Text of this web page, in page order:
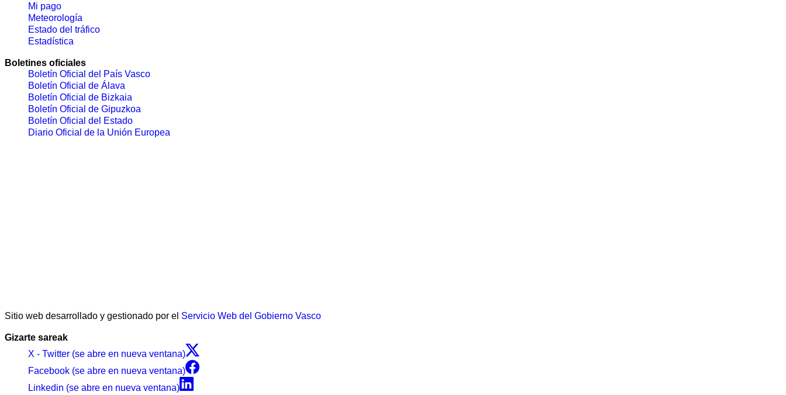
Mi pago
Meteorología
Estado del tráfico
Estadística
Boletines oficiales
Boletín Oficial del País Vasco
Boletín Oficial de Álava
Boletín Oficial de Bizkaia
Boletín Oficial de Gipuzkoa
Boletín Oficial del Estado
Diario Oficial de la Unión Europea
Sitio web desarrollado y gestionado por el Servicio Web del Gobierno Vasco
Gizarte sareak
X - Twitter (se abre en nueva ventana)
Facebook (se abre en nueva ventana)
Linkedin (se abre en nueva ventana)